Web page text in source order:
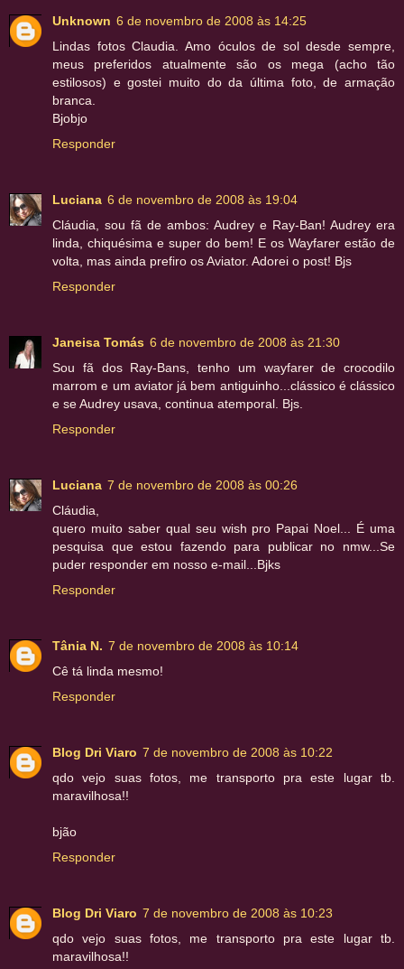
Unknown 6 de novembro de 2008 às 14:25
Lindas fotos Claudia. Amo óculos de sol desde sempre,
meus preferidos atualmente são os mega (acho tão
estilosos) e gostei muito do da última foto, de armação
branca.
Bjobjo
Responder
Luciana 6 de novembro de 2008 às 19:04
Cláudia, sou fã de ambos: Audrey e Ray-Ban! Audrey era
linda, chiquésima e super do bem! E os Wayfarer estão de
volta, mas ainda prefiro os Aviator. Adorei o post! Bjs
Responder
Janeisa Tomás 6 de novembro de 2008 às 21:30
Sou fã dos Ray-Bans, tenho um wayfarer de crocodilo
marrom e um aviator já bem antiguinho...clássico é clássico
e se Audrey usava, continua atemporal. Bjs.
Responder
Luciana 7 de novembro de 2008 às 00:26
Cláudia,
quero muito saber qual seu wish pro Papai Noel... É uma
pesquisa que estou fazendo para publicar no nmw...Se
puder responder em nosso e-mail...Bjks
Responder
Tânia N. 7 de novembro de 2008 às 10:14
Cê tá linda mesmo!
Responder
Blog Dri Viaro 7 de novembro de 2008 às 10:22
qdo vejo suas fotos, me transporto pra este lugar tb.
maravilhosa!!
bjão
Responder
Blog Dri Viaro 7 de novembro de 2008 às 10:23
qdo vejo suas fotos, me transporto pra este lugar tb.
maravilhosa!!